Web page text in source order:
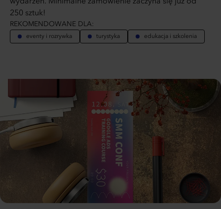
250 sztuk!
REKOMENDOWANE DLA:
eventy i rozrywka turystyka edukacja i szkolenia